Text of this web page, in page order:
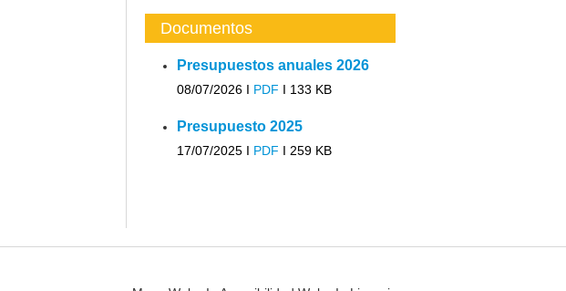
Documentos
Presupuestos anuales 2026
08/07/2026 I PDF I 133 KB
Presupuesto 2025
17/07/2025 I PDF I 259 KB